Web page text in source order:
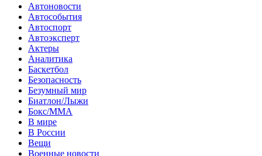
Автоновости
Автособытия
Автоспорт
Автоэксперт
Актеры
Аналитика
Баскетбол
Безопасность
Безумный мир
Биатлон/Лыжи
Бокс/MMA
В мире
В России
Вещи
Военные новости